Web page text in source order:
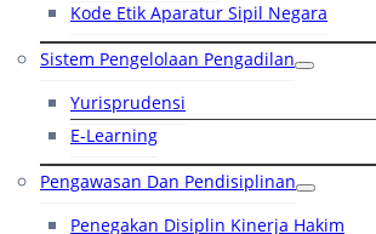
Kode Etik Aparatur Sipil Negara
Sistem Pengelolaan Pengadilan
Yurisprudensi
E-Learning
Pengawasan Dan Pendisiplinan
Penegakan Disiplin Kinerja Hakim